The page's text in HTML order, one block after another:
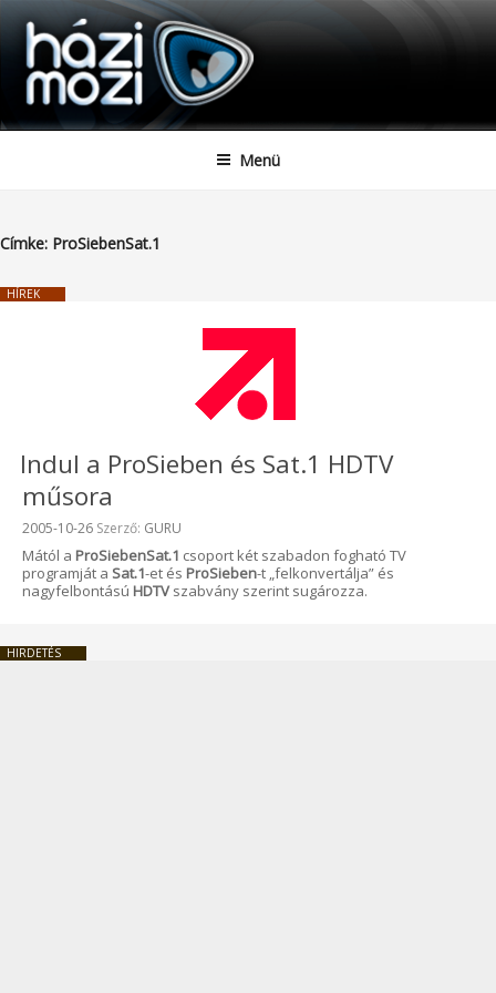
Tartalomhoz
HAZIMOZI
Menü
Címke: ProSiebenSat.1
HÍREK
Indul a ProSieben és Sat.1 HDTV
műsora
Beküldve:
2005-10-26 Szerző: GURU
Mától a ProSiebenSat.1 csoport két szabadon fogható TV
programját a Sat.1-et és ProSieben-t „felkonvertálja” és
nagyfelbontású HDTVszabvány szerint sugározza.
HIRDETÉS